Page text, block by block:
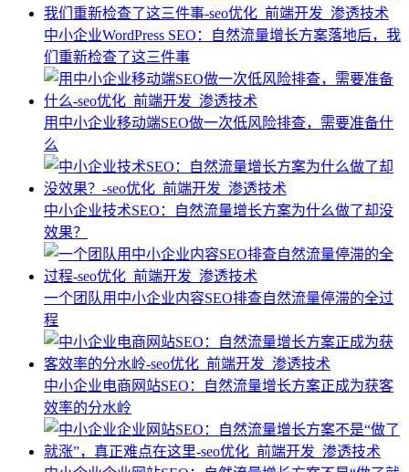
中小企业WordPress SEO：自然流量增长方案落地后，我
们重新检查了这三件事
用中小企业移动端SEO做一次低风险排查，需要准备什
么
中小企业技术SEO：自然流量增长方案为什么做了却没
效果？
一个团队用中小企业内容SEO排查自然流量停滞的全过
程
中小企业电商网站SEO：自然流量增长方案正成为获客
效率的分水岭